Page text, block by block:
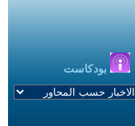
بودكاست